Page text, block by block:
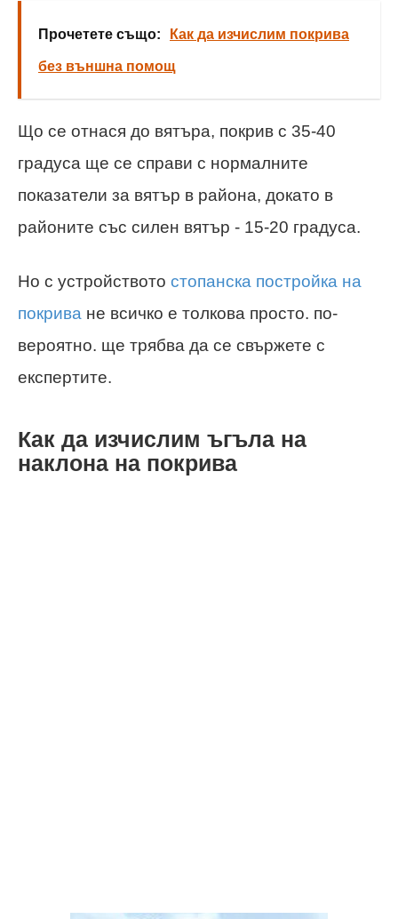
Прочетете също: Как да изчислим покрива
без външна помощ
Що се отнася до вятъра, покрив с 35-40
градуса ще се справи с нормалните
показатели за вятър в района, докато в
районите със силен вятър - 15-20 градуса.
Но с устройството стопанска постройка на
покрива не всичко е толкова просто. по-
вероятно. ще трябва да се свържете с
експертите.
Как да изчислим ъгъла на
наклона на покрива